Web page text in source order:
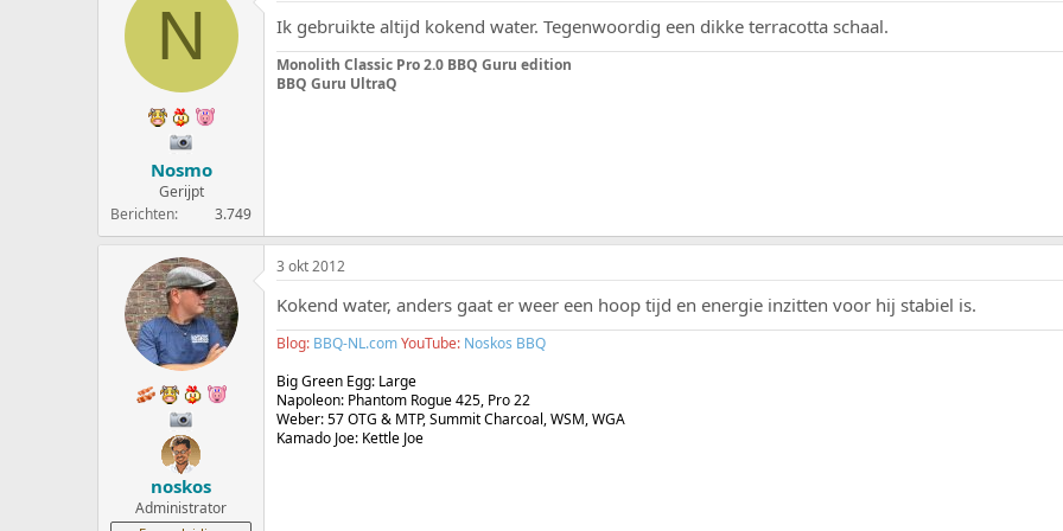
N
Nosmo
Gerijpt
Berichten
3.749
Ik gebruikte altijd kokend water. Tegenwoordig een dikke terracotta schaal.
Monolith Classic Pro 2.0 BBQ Guru edition
BBQ Guru UltraQ
noskos
Administrator
3 okt 2012
Kokend water, anders gaat er weer een hoop tijd en energie inzitten voor hij stabiel is.
Blog: BBQ-NL.comYouTube: Noskos BBQ
Big Green Egg: Large
Napoleon: Phantom Rogue 425, Pro 22
Weber: 57 OTG & MTP, Summit Charcoal, WSM, WGA
Kamado Joe: Kettle Joe